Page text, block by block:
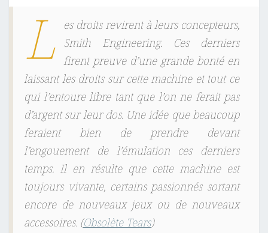
L es droits revirent à leurs concepteurs,
Smith Engineering. Ces derniers
firent preuve d’une grande bonté en
laissant les droits sur cette machine et tout ce
qui l’entoure libre tant que l’on ne ferait pas
d’argent sur leur dos. Une idée que beaucoup
feraient bien de prendre devant
l’engouement de l’émulation ces derniers
temps. Il en résulte que cette machine est
toujours vivante, certains passionnés sortant
encore de nouveaux jeux ou de nouveaux
accessoires. (Obsolète Tears)